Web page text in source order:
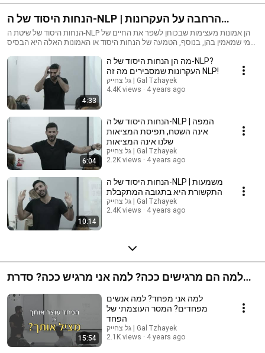
הנחות היסוד של ה-NLP | הרחבה על העקרונות
שמסבירים מה זה NLP הנחות היסוד של שיטת ה-NLP הן אמונות מעצימות שבכוחן לשפר את החיים של
מי שמאמין בהן, בנוסף, הטמעה של הנחות היסוד או האמונות האלה היא הבסיס
הנחות היסוד ולאחר מכן כל סרטון נוסף מסביר לעומק על אחת מהנחות היסוד.
להסבר על הנחות היסוד של ה-NLP:
https://galtzhayek.com/%d7%94%d7%a0%d7%97%d7%95%d7%aa-
%d7%94%d7%99%d7%a1%d7%95%d7%93-%d7%a9%d7%9c-%d7%94nlp/
להסבר מעמיק יותר על מה זה בכלל NLP: https://youtu.be/nuI1SCjtZTI או
הרצאת היכרות שהעברתי בבינתחומי בהרצליה:
https://youtu.be/XubZLLhuoBk
4:33
מה הן הנחות היסוד של ה-NLP?
העקרונות שמסבירים מה זה NLP!
גל צחייק | Gal Tzhayek
4.4K views
4 years ago
6:04
הנחות היסוד של ה-NLP | המפה
אינה השטח, תפיסת המציאות
שלנו אינה המציאות
גל צחייק | Gal Tzhayek
2.2K views
4 years ago
10:14
הנחות היסוד של ה-NLP | משמעות
התקשורת היא בתגובה המתקבלת
גל צחייק | Gal Tzhayek
2.4K views
4 years ago
למה הם מרגישים ככה? למה אני מרגיש ככה? סדרת
מסרים מרגשות | גל צחייק
15:54
למה אני מפחד? למה אנשים
מפחדים? המסר העוצמתי של
הפחד
גל צחייק | Gal Tzhayek
2.1K views
4 years ago